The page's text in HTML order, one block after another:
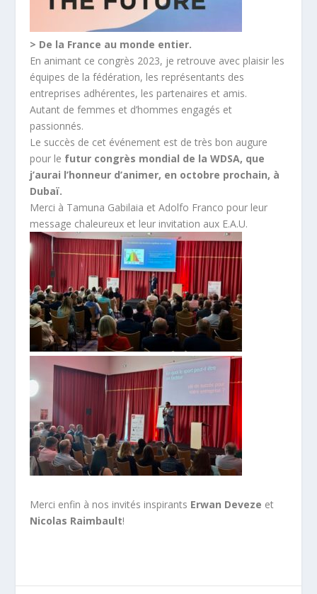
> De la France au monde entier.
En animant ce congrès 2023, je retrouve avec plaisir les
équipes de la fédération, les représentants des
entreprises adhérentes, les partenaires et amis.
Autant de femmes et d’hommes engagés et
passionnés.
Le succès de cet événement est de très bon augure
pour le futur congrès mondial de la WDSA, que
j’aurai l’honneur d’animer, en octobre prochain, à
Dubaï.
Merci à Tamuna Gabilaia et Adolfo Franco pour leur
message chaleureux et leur invitation aux E.A.U.
Merci enfin à nos invités inspirants Erwan Deveze et
Nicolas Raimbault!